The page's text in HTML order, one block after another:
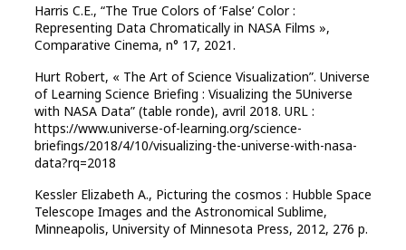
Harris C.E., “The True Colors of ‘False’ Color :
Representing Data Chromatically in NASA Films »,
Comparative Cinema, n° 17, 2021.
Hurt Robert, « The Art of Science Visualization”. Universe
of Learning Science Briefing : Visualizing the 5Universe
with NASA Data” (table ronde), avril 2018. URL :
https://www.universe-of-learning.org/science-
briefings/2018/4/10/visualizing-the-universe-with-nasa-
data?rq=2018
Kessler Elizabeth A., Picturing the cosmos : Hubble Space
Telescope Images and the Astronomical Sublime,
Minneapolis, University of Minnesota Press, 2012, 276 p.